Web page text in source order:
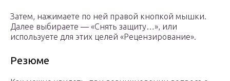
Затем, нажимаете по ней правой кнопкой мышки.
Далее выбираете — «Снять защиту…», или
используете для этих целей «Рецензирование».
Резюме